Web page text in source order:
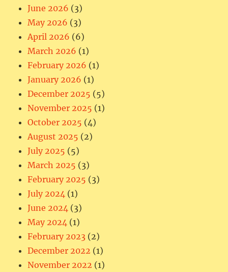
June 2026 (3)
May 2026 (3)
April 2026 (6)
March 2026 (1)
February 2026 (1)
January 2026 (1)
December 2025 (5)
November 2025 (1)
October 2025 (4)
August 2025 (2)
July 2025 (5)
March 2025 (3)
February 2025 (3)
July 2024 (1)
June 2024 (3)
May 2024 (1)
February 2023 (2)
December 2022 (1)
November 2022 (1)